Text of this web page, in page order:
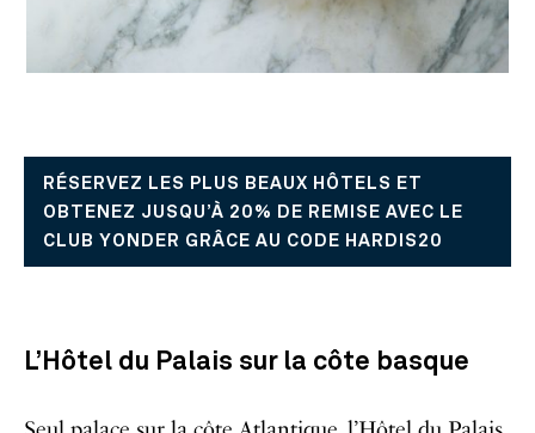
RÉSERVEZ LES PLUS BEAUX HÔTELS ET
OBTENEZ JUSQU’À 20% DE REMISE AVEC LE
CLUB YONDER GRÂCE AU CODE HARDIS20
L’Hôtel du Palais sur la côte basque